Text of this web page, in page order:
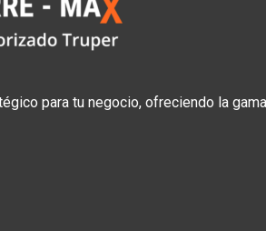
para tu negocio, ofreciendo la